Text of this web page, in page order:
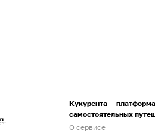
Кукурента —
самостоятельных
О сервисе